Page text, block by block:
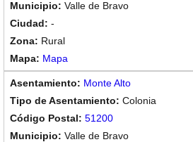
Valle de Bravo
-
Rural
Mapa
Monte Alto
Colonia
51200
Valle de Bravo